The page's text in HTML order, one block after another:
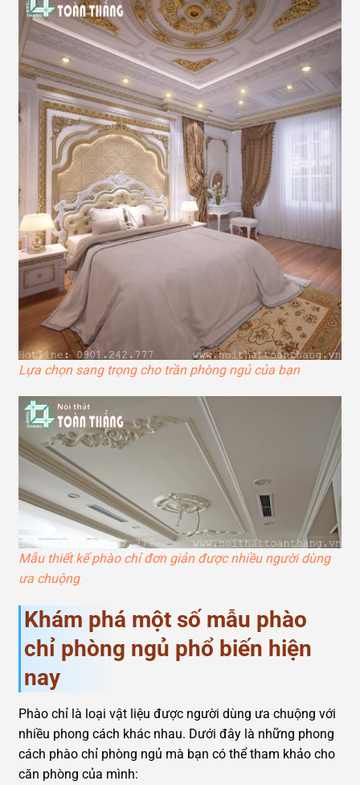
Lựa chọn sang trọng cho trần phòng ngủ của bạn
Mẫu thiết kế phào chỉ đơn giản được nhiều người dùng
ưa chuộng
Khám phá một số mẫu phào
chỉ phòng ngủ phổ biến hiện
nay
Phào chỉ là loại vật liệu được người dùng ưa chuộng với
nhiều phong cách khác nhau. Dưới đây là những phong
cách phào chỉ phòng ngủ mà bạn có thể tham khảo cho
căn phòng của mình: